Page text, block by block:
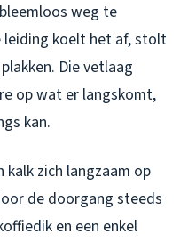
weg te
leiding koelt het af, stolt
Die vetlaag
op wat er langskomt,
kan.
kalk zich langzaam op
de doorgang steeds
en een enkel